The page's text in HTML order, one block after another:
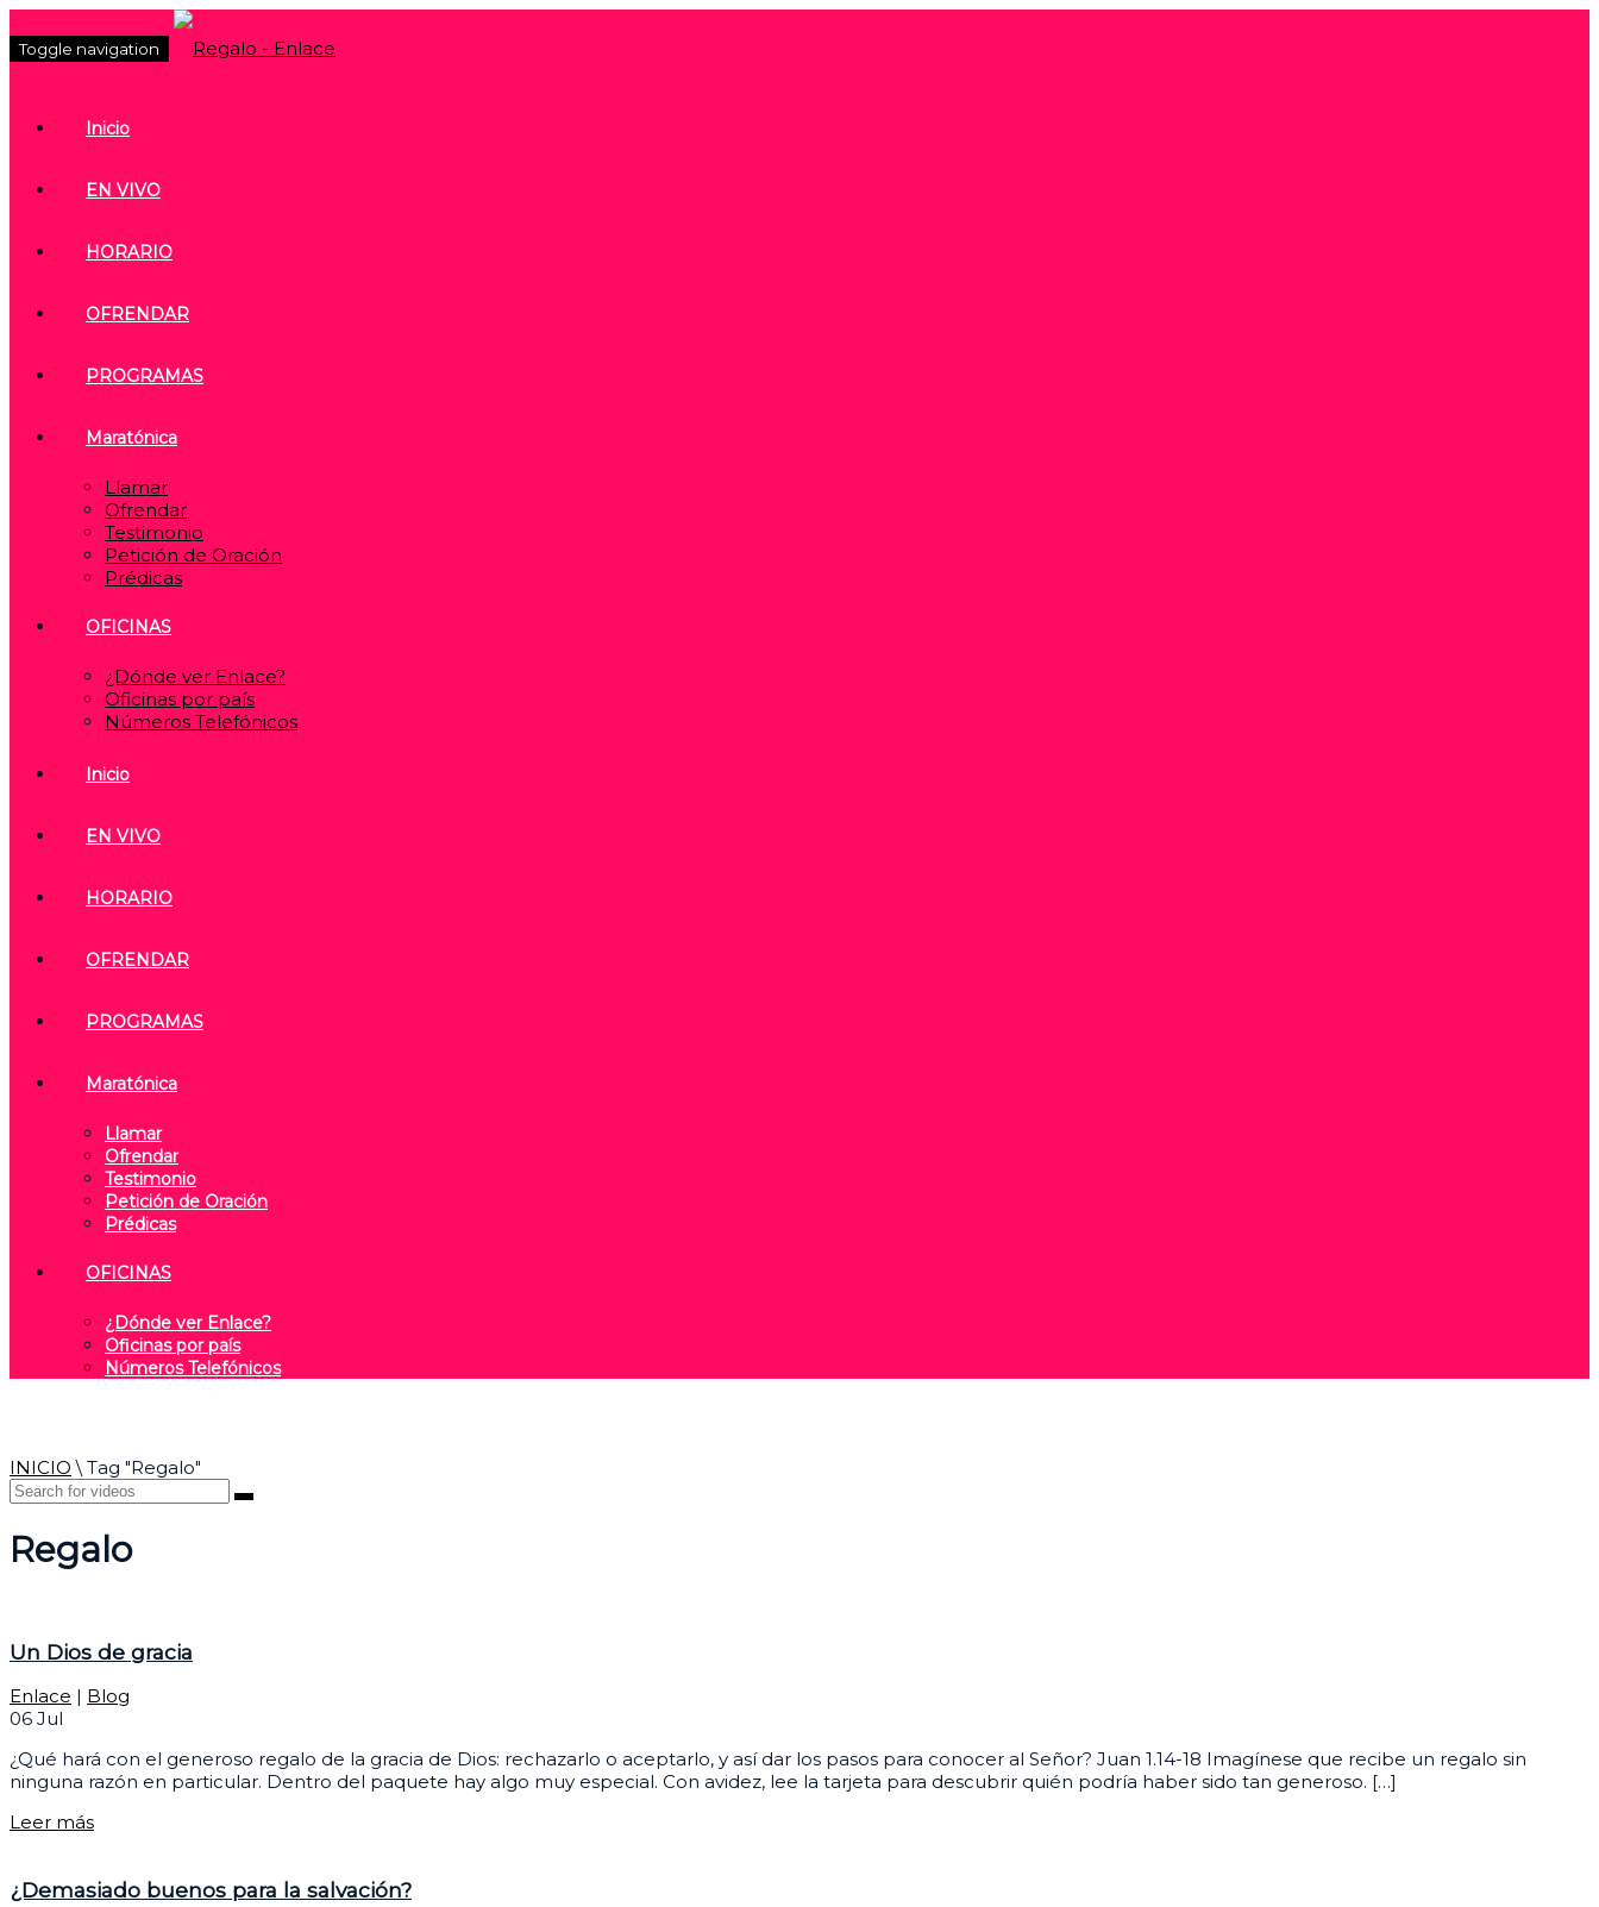
Toggle navigation
Inicio
EN VIVO
HORARIO
OFRENDAR
PROGRAMAS
Maratónica
Llamar
Ofrendar
Testimonio
Petición de Oración
Prédicas
OFICINAS
¿Dónde ver Enlace?
Oficinas por país
Números Telefónicos
Inicio
EN VIVO
HORARIO
OFRENDAR
PROGRAMAS
Maratónica
Llamar
Ofrendar
Testimonio
Petición de Oración
Prédicas
OFICINAS
¿Dónde ver Enlace?
Oficinas por país
Números Telefónicos
INICIO \ Tag "Regalo"
Regalo
Un Dios de gracia
Enlace | Blog
06 Jul
¿Qué hará con el generoso regalo de la gracia de Dios: rechazarlo o aceptarlo, y así dar los pasos para conocer al Señor? Juan 1.14-18 Imagínese que recibe un regalo sin
ninguna razón en particular. Dentro del paquete hay algo muy especial. Con avidez, lee la tarjeta para descubrir quién podría haber sido tan generoso. […]
Leer más
¿Demasiado buenos para la salvación?